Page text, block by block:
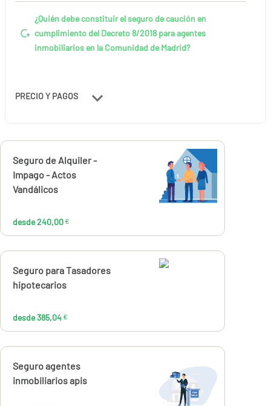
¿Quién debe constituir el seguro de caución en
cumplimiento del Decreto 8/2018 para agentes
inmobiliarios en la Comunidad de Madrid?
PRECIO Y PAGOS
Calcúlalo ahora
Seguro de Alquiler -
Impago - Actos
Vandálicos
desde 240,00 €
240,00€
Calcúlalo ahora
Seguro para Tasadores
hipotecarios
desde 385,04 €
Calcúlalo ahora
Seguro agentes
inmobiliarios apis
112,96€